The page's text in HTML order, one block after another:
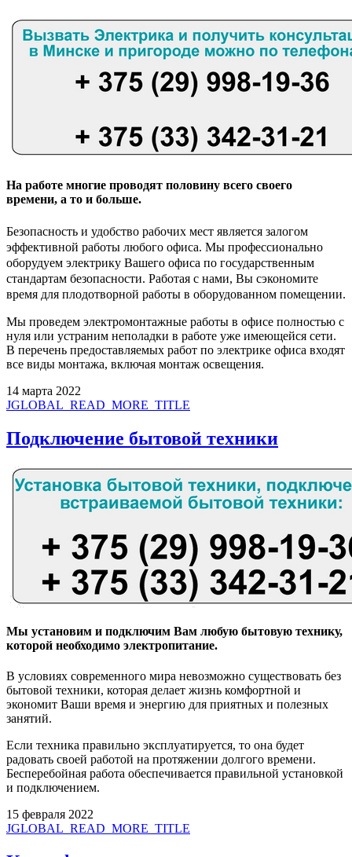
На работе многие проводят половину всего своего
времени, а то и больше.
Безопасность и удобство рабочих мест является залогом
эффективной работы любого офиса. Мы профессионально
оборудуем электрику Вашего офиса по государственным
стандартам безопасности. Работая с нами, Вы сэкономите
время для плодотворной работы в оборудованном помещении.
Мы проведем электромонтажные работы в офисе полностью с
нуля или устраним неполадки в работе уже имеющейся сети.
В перечень предоставляемых работ по электрике офиса входят
все виды монтажа, включая монтаж освещения.
14 марта 2022
JGLOBAL_READ_MORE_TITLE
Подключение бытовой техники
Мы установим и подключим Вам любую бытовую технику,
которой необходимо электропитание.
В условиях современного мира невозможно существовать без
бытовой техники, которая делает жизнь комфортной и
экономит Ваши время и энергию для приятных и полезных
занятий.
Если техника правильно эксплуатируется, то она будет
радовать своей работой на протяжении долгого времени.
Бесперебойная работа обеспечивается правильной установкой
и подключением.
15 февраля 2022
JGLOBAL_READ_MORE_TITLE